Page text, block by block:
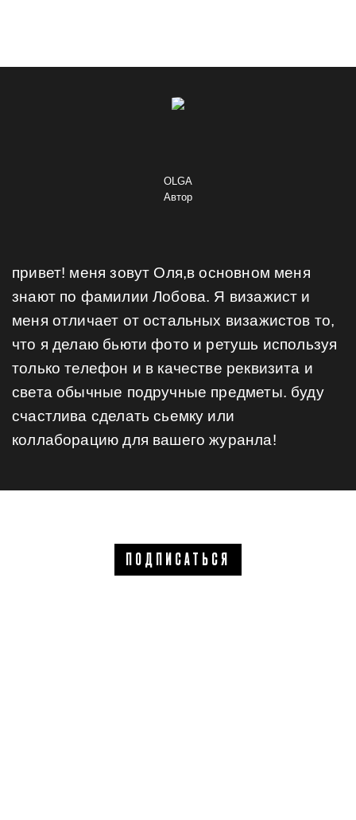
привет! меня зовут Оля,в основном меня
знают по фамилии Лобова. Я визажист и
меня отличает от остальных визажистов то,
что я делаю бьюти фото и ретушь используя
только телефон и в качестве реквизита и
света обычные подручные предметы. буду
счастлива сделать сьемку или
коллаборацию для вашего журанла!
OLGA
Автор
ПОДПИСАТЬСЯ